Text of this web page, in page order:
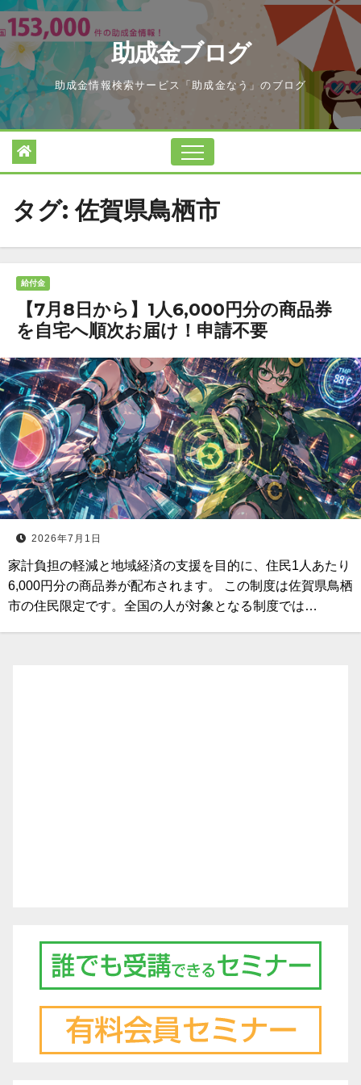
Skip
to
content
助成金ブログ
助成金情報検索サービス「助成金なう」のブログ
タグ:佐賀県鳥栖市
給付金
【7月8日から】1人6,000円分の商品券
を自宅へ順次お届け！申請不要
2026年7月1日
家計負担の軽減と地域経済の支援を目的に、住民1人あたり
6,000円分の商品券が配布されます。 この制度は佐賀県鳥栖
市の住民限定です。全国の人が対象となる制度では…